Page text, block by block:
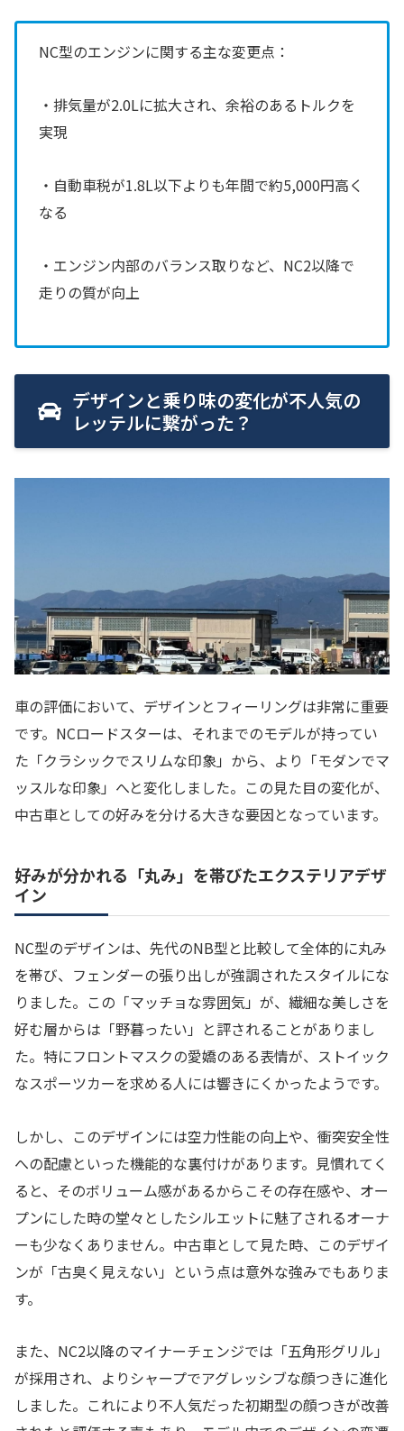
NC型のエンジンに関する主な変更点：
・排気量が2.0Lに拡大され、余裕のあるトルクを
実現
・自動車税が1.8L以下よりも年間で約5,000円高く
なる
・エンジン内部のバランス取りなど、NC2以降で
走りの質が向上
デザインと乗り味の変化が不人気の
レッテルに繋がった？
車の評価において、デザインとフィーリングは非常に重要
です。NCロードスターは、それまでのモデルが持ってい
た「クラシックでスリムな印象」から、より「モダンでマ
ッスルな印象」へと変化しました。この見た目の変化が、
中古車としての好みを分ける大きな要因となっています。
好みが分かれる「丸み」を帯びたエクステリアデザ
イン
NC型のデザインは、先代のNB型と比較して全体的に丸み
を帯び、フェンダーの張り出しが強調されたスタイルにな
りました。この「マッチョな雰囲気」が、繊細な美しさを
好む層からは「野暮ったい」と評されることがありまし
た。特にフロントマスクの愛嬌のある表情が、ストイック
なスポーツカーを求める人には響きにくかったようです。
しかし、このデザインには空力性能の向上や、衝突安全性
への配慮といった機能的な裏付けがあります。見慣れてく
ると、そのボリューム感があるからこその存在感や、オー
プンにした時の堂々としたシルエットに魅了されるオーナ
ーも少なくありません。中古車として見た時、このデザイ
ンが「古臭く見えない」という点は意外な強みでもありま
す。
また、NC2以降のマイナーチェンジでは「五角形グリル」
が採用され、よりシャープでアグレッシブな顔つきに進化
しました。これにより不人気だった初期型の顔つきが改善